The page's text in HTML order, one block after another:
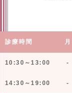
診療時間 月
10:30～13:00 -
14:30～19:00 -